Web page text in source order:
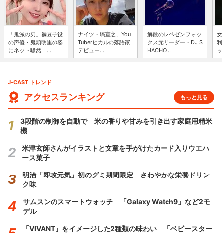
「鬼滅の刃」禰豆子役
の声優・鬼頭明里の姿
にネット騒然 ...
ナイツ・塙宣之、You
Tuberヒカルの落語家
デビュー...
解散のレペゼンフォッ
クス元リーダー・DJ S
HACHO...
J-CAST トレンド
アクセスランキング もっと見る
3段階の制御を自動で 米の香りや甘みを引き出す家庭用精米
機
米津玄師さんがイラストと文章を手がけたカード入りウエハ
ース菓子
明治「即攻元気」初のグミ期間限定 さわやかな栄養ドリン
ク味
サムスンのスマートウォッチ 「Galaxy Watch9」など2モ
デル
「VIVANT」をイメージした2種類の味わい 「ベビースター